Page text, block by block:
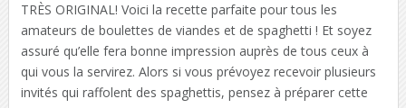
TRÈS ORIGINAL! Voici la recette parfaite pour tous les
amateurs de boulettes de viandes et de spaghetti ! Et soyez
assuré qu’elle fera bonne impression auprès de tous ceux à
qui vous la servirez. Alors si vous prévoyez recevoir plusieurs
invités qui raffolent des spaghettis, pensez à préparer cette